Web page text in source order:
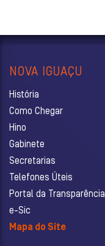
NOVA IGUAÇU
História
Como Chegar
Hino
Gabinete
Secretarias
Telefones Úteis
Portal da Transparência
e-Sic
Mapa do Site